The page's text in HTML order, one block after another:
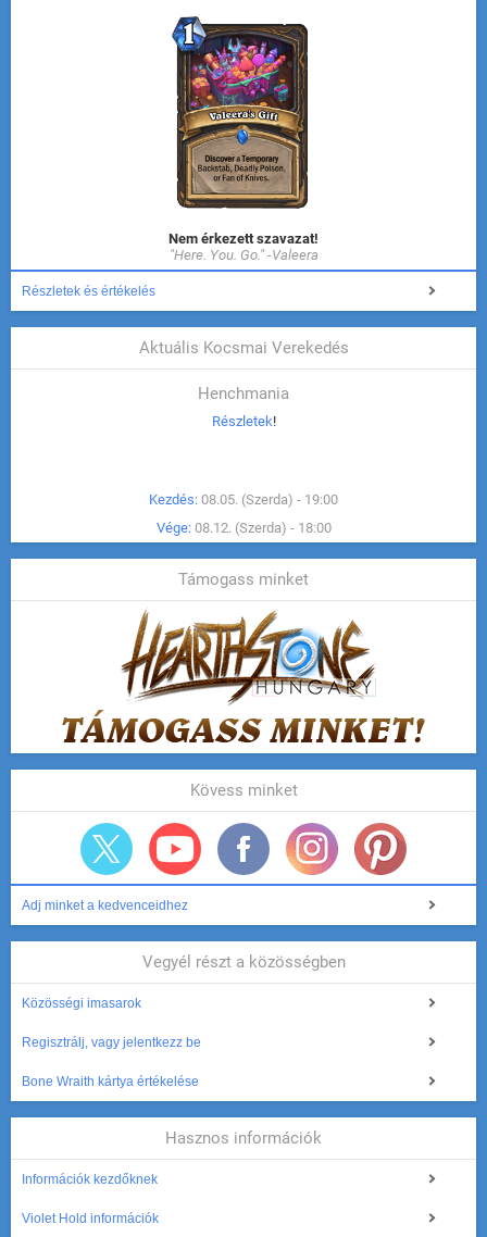
Nem érkezett szavazat!
"Here. You. Go." -Valeera
Részletek és értékelés
Aktuális Kocsmai Verekedés
Henchmania
Részletek!
Kezdés: 08.05. (Szerda) - 19:00
Vége: 08.12. (Szerda) - 18:00
Támogass minket
Kövess minket
Adj minket a kedvenceidhez
Vegyél részt a közösségben
Közösségi imasarok
Regisztrálj, vagy jelentkezz be
Bone Wraith kártya értékelése
Hasznos információk
Információk kezdőknek
Violet Hold információk